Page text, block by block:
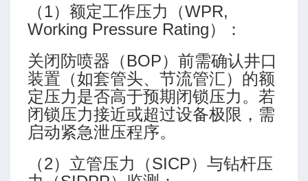
（1）额定工作压力（WPR,
Working Pressure Rating）：
关闭防喷器（BOP）前需确认井口
装置（如套管头、节流管汇）的额
定压力是否高于预期闭锁压力。若
闭锁压力接近或超过设备极限，需
启动紧急泄压程序。
（2）立管压力（SICP）与钻杆压